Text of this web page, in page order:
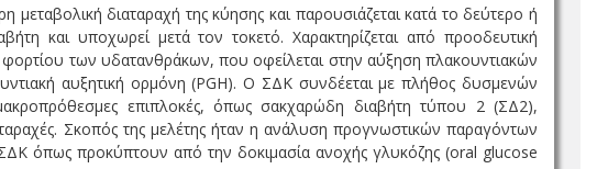
διαταραχή της κύησης και παρουσιάζεται κατά το δεύτερο ή
και υποχωρεί μετά τον τοκετό. Χαρακτηρίζεται από προοδευτική
φορτίου των υδατανθράκων, που οφείλεται στην αύξηση πλακουντιακών
αυξητική ορμόνη (PGH). Ο ΣΔΚ συνδέεται με πλήθος δυσμενών
επιπλοκές, όπως σακχαρώδη διαβήτη τύπου 2 (ΣΔ2),
Σκοπός της μελέτης ήταν η ανάλυση προγνωστικών παραγόντων
όπως προκύπτουν από την δοκιμασία ανοχής γλυκόζης (oral glucose